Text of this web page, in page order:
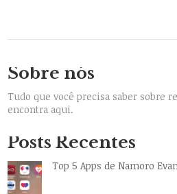
Sobre nós
Tudo que você precisa saber sobre
encontra aqui.
Posts Recentes
Top 5 Apps de Namoro